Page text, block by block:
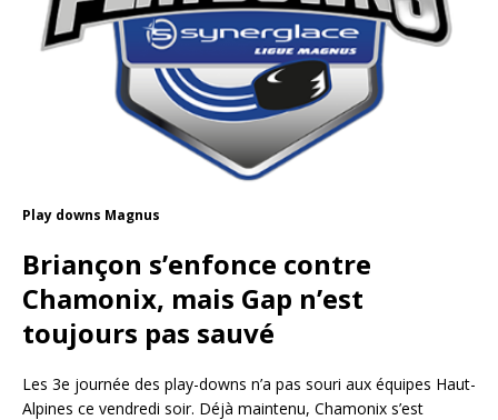
Play downs Magnus
Briançon s’enfonce contre
Chamonix, mais Gap n’est
toujours pas sauvé
Les 3e journée des play-downs n’a pas souri aux équipes Haut-
Alpines ce vendredi soir. Déjà maintenu, Chamonix s’est